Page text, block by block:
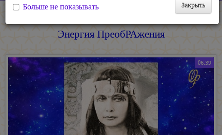
Энергия ПреобРАжения
06:39
Закрыть
Больше не показывать